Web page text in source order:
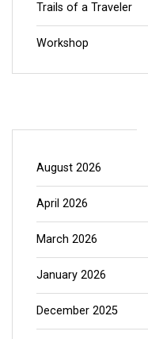
Trails of a Traveler
Workshop
August 2026
April 2026
March 2026
January 2026
December 2025